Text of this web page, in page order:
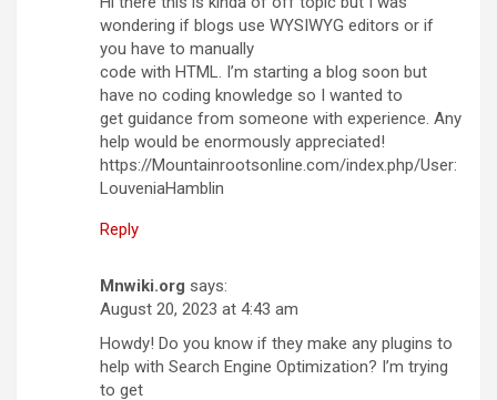
wondering if blogs use WYSIWYG editors or if
you have to manually
code with HTML. I’m starting a blog soon but
have no coding knowledge so I wanted to
get guidance from someone with experience. Any
help would be enormously appreciated!
https://Mountainrootsonline.com/index.php/User:
LouveniaHamblin
Reply
Mnwiki.org says:
August 20, 2023 at 4:43 am
Howdy! Do you know if they make any plugins to
help with Search Engine Optimization? I’m trying
to get